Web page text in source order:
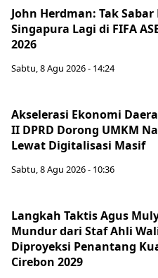
John Herdman: Tak
Singapura Lagi di FIFA
2026
Sabtu, 8 Agu 2026 - 14:24
Akselerasi Ekonomi
II DPRD Dorong UMKM
Lewat Digitalisasi Masif
Sabtu, 8 Agu 2026 - 10:36
Langkah Taktis Agus
Mundur dari Staf Ahli
Diproyeksi Penantang
Cirebon 2029